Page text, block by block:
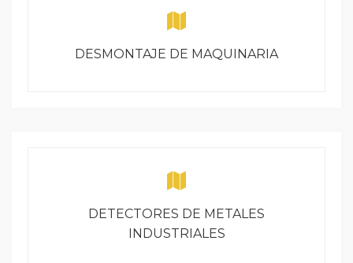
DESMONTAJE DE MAQUINARIA
DETECTORES DE METALES
INDUSTRIALES